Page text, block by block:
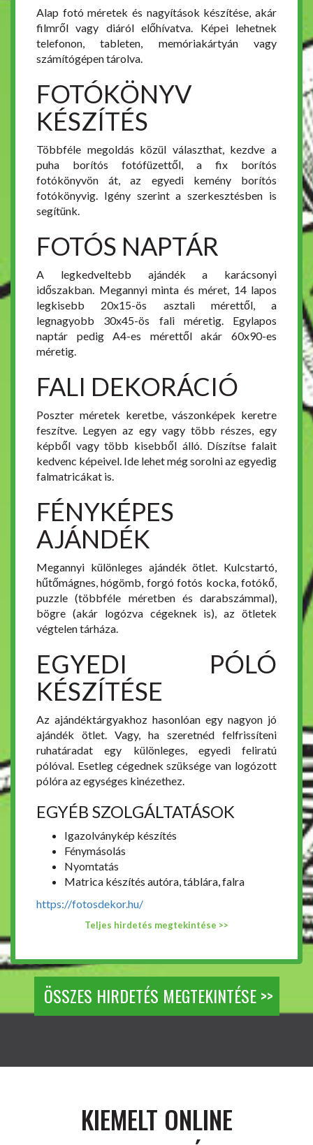
Alap fotó méretek és nagyítások készítése, akár
filmről vagy diáról előhívatva. Képei lehetnek
telefonon, tableten, memóriakártyán vagy
számítógépen tárolva.
FOTÓKÖNYV
KÉSZÍTÉS
Többféle megoldás közül választhat, kezdve a
puha borítós fotófüzettől, a fix borítós
fotókönyvön át, az egyedi kemény borítós
fotókönyvig. Igény szerint a szerkesztésben is
segítünk.
FOTÓS NAPTÁR
A legkedveltebb ajándék a karácsonyi
időszakban. Megannyi minta és méret, 14 lapos
legkisebb 20x15-ös asztali mérettől, a
legnagyobb 30x45-ös fali méretig. Egylapos
naptár pedig A4-es mérettől akár 60x90-es
méretig.
FALI DEKORÁCIÓ
Poszter méretek keretbe, vászonképek keretre
feszítve. Legyen az egy vagy több részes, egy
képből vagy több kisebből álló. Díszítse falait
kedvenc képeivel. Ide lehet még sorolni az egyedig
falmatricákat is.
FÉNYKÉPES
AJÁNDÉK
Megannyi különleges ajándék ötlet. Kulcstartó,
hűtőmágnes, hógömb, forgó fotós kocka, fotókő,
puzzle (többféle méretben és darabszámmal),
bögre (akár logózva cégeknek is), az ötletek
végtelen tárháza.
EGYEDI PÓLÓ
KÉSZÍTÉSE
Az ajándéktárgyakhoz hasonlóan egy nagyon jó
ajándék ötlet. Vagy, ha szeretnéd felfrissíteni
ruhatáradat egy különleges, egyedi feliratú
pólóval. Esetleg cégednek szüksége van logózott
pólóra az egységes kinézethez.
EGYÉB SZOLGÁLTATÁSOK
Igazolványkép készítés
Fénymásolás
Nyomtatás
Matrica készítés autóra, táblára, falra
https://fotosdekor.hu/
Teljes hirdetés megtekintése >>
ÖSSZES HIRDETÉS MEGTEKINTÉSE >>
KIEMELT ONLINE